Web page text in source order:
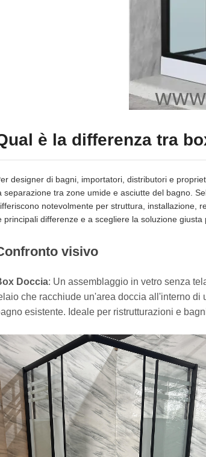
è la differenza tra
designer di bagni, importatori, distributori e
separazione tra zone umide e asciutte del bagno.
notevolmente per struttura, installazione,
principali differenze e a scegliere la soluzione giusta
visivo
Doccia: Un assemblaggio in vetro senza
che racchiude un'area doccia all'interno di
esistente. Ideale per ristrutturazioni e